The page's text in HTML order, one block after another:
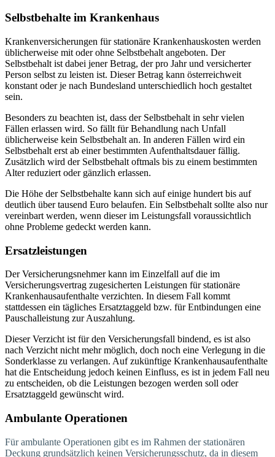
Selbstbehalte im Krankenhaus
Krankenversicherungen für stationäre Krankenhauskosten werden
üblicherweise mit oder ohne Selbstbehalt angeboten. Der
Selbstbehalt ist dabei jener Betrag, der pro Jahr und versicherter
Person selbst zu leisten ist. Dieser Betrag kann österreichweit
konstant oder je nach Bundesland unterschiedlich hoch gestaltet
sein.
Besonders zu beachten ist, dass der Selbstbehalt in sehr vielen
Fällen erlassen wird. So fällt für Behandlung nach Unfall
üblicherweise kein Selbstbehalt an. In anderen Fällen wird ein
Selbstbehalt erst ab einer bestimmten Aufenthaltsdauer fällig.
Zusätzlich wird der Selbstbehalt oftmals bis zu einem bestimmten
Alter reduziert oder gänzlich erlassen.
Die Höhe der Selbstbehalte kann sich auf einige hundert bis auf
deutlich über tausend Euro belaufen. Ein Selbstbehalt sollte also nur
vereinbart werden, wenn dieser im Leistungsfall voraussichtlich
ohne Probleme gedeckt werden kann.
Ersatzleistungen
Der Versicherungsnehmer kann im Einzelfall auf die im
Versicherungsvertrag zugesicherten Leistungen für stationäre
Krankenhausaufenthalte verzichten. In diesem Fall kommt
stattdessen ein tägliches Ersatztaggeld bzw. für Entbindungen eine
Pauschalleistung zur Auszahlung.
Dieser Verzicht ist für den Versicherungsfall bindend, es ist also
nach Verzicht nicht mehr möglich, doch noch eine Verlegung in die
Sonderklasse zu verlangen. Auf zukünftige Krankenhausaufenthalte
hat die Entscheidung jedoch keinen Einfluss, es ist in jedem Fall neu
zu entscheiden, ob die Leistungen bezogen werden soll oder
Ersatztaggeld gewünscht wird.
Ambulante Operationen
Für ambulante Operationen gibt es im Rahmen der stationären
Deckung grundsätzlich keinen Versicherungsschutz, da in diesem